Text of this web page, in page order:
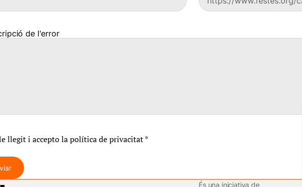
de l'error
llegit i acceptola política de privacitat*
És una iniciativa de